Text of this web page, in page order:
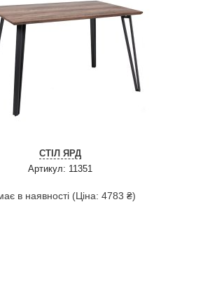
СТІЛ ЯРД
Артикул: 11351
в наявності (Ціна: 4783 ₴)